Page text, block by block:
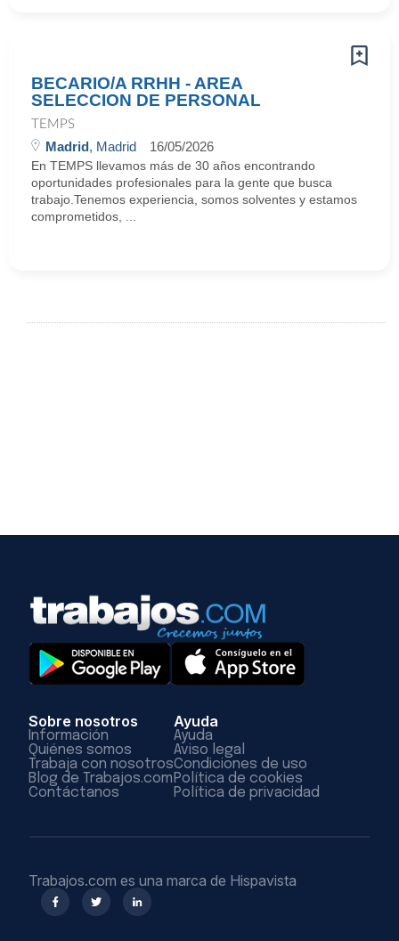
BECARIO/A RRHH - AREA
SELECCION DE PERSONAL
TEMPS
Madrid, Madrid 16/05/2026
En TEMPS llevamos más de 30 años encontrando
oportunidades profesionales para la gente que busca
trabajo.Tenemos experiencia, somos solventes y estamos
comprometidos, ...
Sobre nosotros
Información
Quiénes somos
Trabaja con nosotros
Blog de Trabajos.com
Contáctanos
Ayuda
Ayuda
Aviso legal
Condiciones de uso
Política de cookies
Política de privacidad
Trabajos.com es una marca de Hispavista